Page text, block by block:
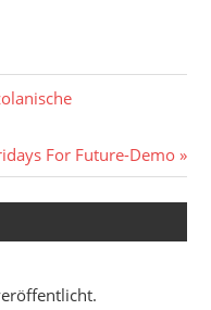
For Future-Demo